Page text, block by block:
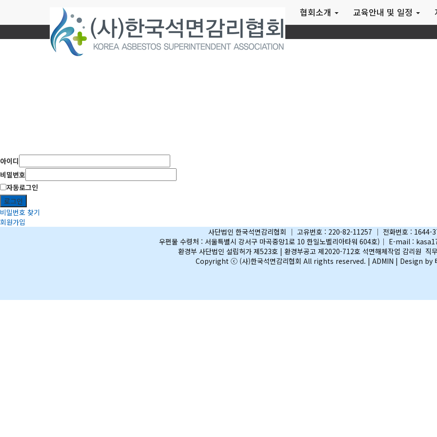
로그인
회원가입
협회소개 교육안내 및 일정
아이디
비밀번호
자동로그인
로그인
비밀번호 찾기
회원가입
사단법인 한국석면감리협회 │ 고유번호 : 220-82-11257 │ 전화번호 : 1644-
우편물 수령처 : 서울특별시 강서구 마곡중앙1로 10 한일노벨리아타워 604호)│ E-mail :
환경부 사단법인 설립허가 제523호 | 환경부공고 제2020-712호 석면해체작업 감리원 직
Copyright ⓒ (사)한국석면감리협회 All rights reserved. | ADMIN | Design by